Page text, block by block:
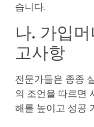
습니다.
나. 가입
고사항
전문가들은 종종
의 조언을 따르면
해를 높이고 성공